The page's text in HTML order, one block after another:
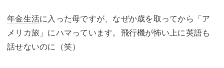
年金生活に入った母ですが、なぜか歳を取ってから「ア
メリカ旅」にハマっています。飛行機が怖い上に英語も
話せないのに（笑）